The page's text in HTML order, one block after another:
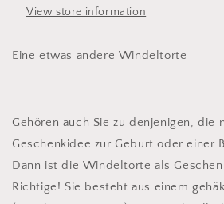
View store information
Eine etwas andere Windeltorte
Gehören auch Sie zu denjenigen, die
Geschenkidee zur Geburt oder einer
Dann ist die Windeltorte als
Richtige! Sie besteht aus einem